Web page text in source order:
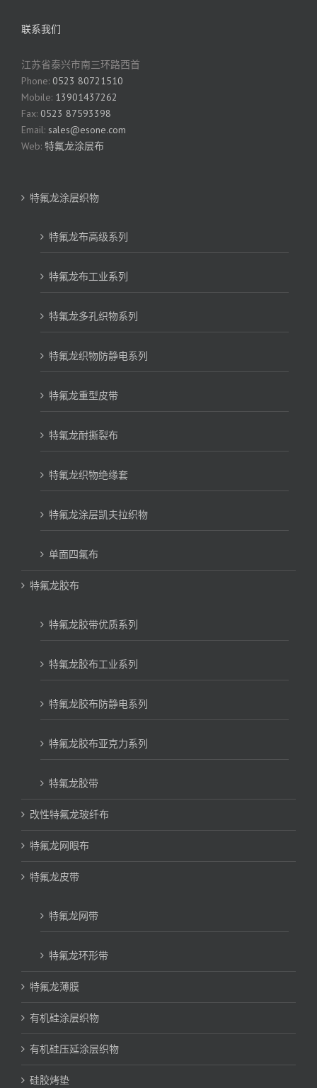
联系我们
江苏省泰兴市南三环路西首
Phone: 0523 80721510
Mobile: 13901437262
Fax: 0523 87593398
Email: sales@esone.com
Web: 特氟龙涂层布
特氟龙涂层织物
特氟龙布高级系列
特氟龙布工业系列
特氟龙多孔织物系列
特氟龙织物防静电系列
特氟龙重型皮带
特氟龙耐撕裂布
特氟龙织物绝缘套
特氟龙涂层凯夫拉织物
单面四氟布
特氟龙胶布
特氟龙胶带优质系列
特氟龙胶布工业系列
特氟龙胶布防静电系列
特氟龙胶布亚克力系列
特氟龙胶带
改性特氟龙玻纤布
特氟龙网眼布
特氟龙皮带
特氟龙网带
特氟龙环形带
特氟龙薄膜
有机硅涂层织物
有机硅压延涂层织物
硅胶烤垫